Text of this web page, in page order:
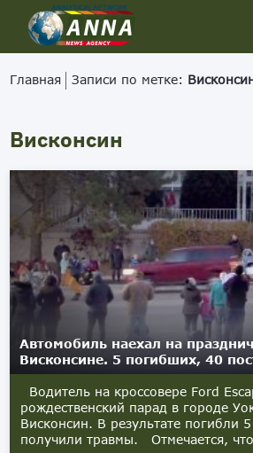
Главная Записи по метке:
Висконсин
Автомобиль наехал на
Висконсине. 5 погибших, 40
Водитель на кроссовере Ford
рождественский парад в городе
Висконсин. В результате погибли
получили травмы. Отмечается,